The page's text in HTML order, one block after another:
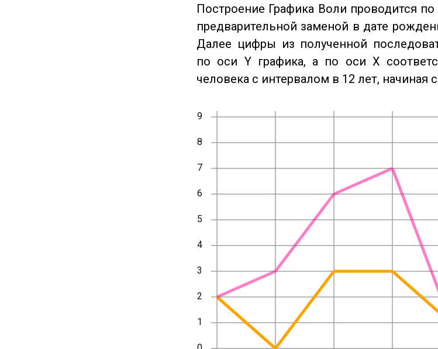
Построение Графика Воли проводится
предварительной заменой в дате
Далее цифры из полученной
по оси Y графика, а по оси X
человека с интервалом в 12 лет, начиная